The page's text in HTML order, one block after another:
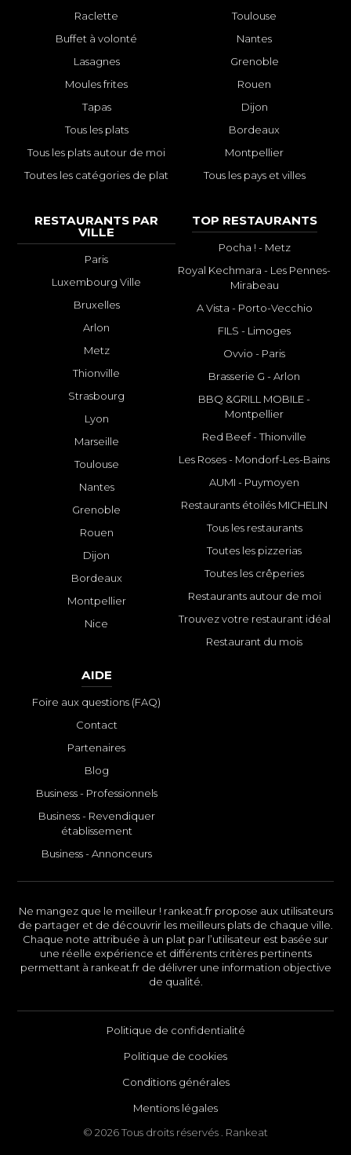
Raclette
Buffet à volonté
Lasagnes
Moules frites
Tapas
Tous les plats
Tous les plats autour de moi
Toutes les catégories de plat
Toulouse
Nantes
Grenoble
Rouen
Dijon
Bordeaux
Montpellier
Tous les pays et villes
RESTAURANTS PAR
VILLE
Paris
Luxembourg Ville
Bruxelles
Arlon
Metz
Thionville
Strasbourg
Lyon
Marseille
Toulouse
Nantes
Grenoble
Rouen
Dijon
Bordeaux
Montpellier
Nice
TOP RESTAURANTS
Pocha ! - Metz
Royal Kechmara - Les Pennes-
Mirabeau
A Vista - Porto-Vecchio
FILS - Limoges
Ovvio - Paris
Brasserie G - Arlon
BBQ &GRILL MOBILE -
Montpellier
Red Beef - Thionville
Les Roses - Mondorf-Les-Bains
AUMI - Puymoyen
Restaurants étoilés MICHELIN
Tous les restaurants
Toutes les pizzerias
Toutes les crêperies
Restaurants autour de moi
Trouvez votre restaurant idéal
Restaurant du mois
AIDE
Foire aux questions (FAQ)
Contact
Partenaires
Blog
Business - Professionnels
Business - Revendiquer
établissement
Business - Annonceurs
Ne mangez que le meilleur ! rankeat.fr propose aux utilisateurs
de partager et de découvrir les meilleurs plats de chaque ville.
Chaque note attribuée à un plat par l’utilisateur est basée sur
une réelle expérience et différents critères pertinents
permettant à rankeat.fr de délivrer une information objective
de qualité.
Politique de confidentialité
Politique de cookies
Conditions générales
Mentions légales
© 2026 Tous droits réservés . Rankeat